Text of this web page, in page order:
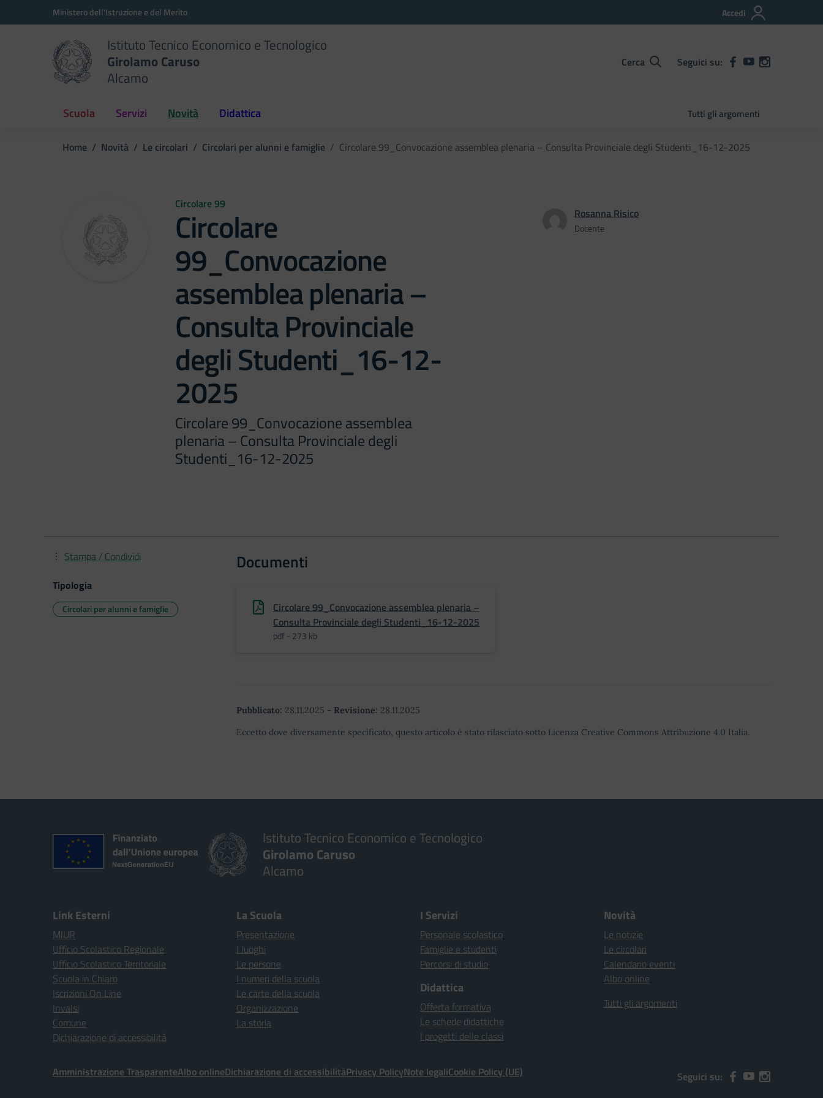
Vai ai contenuti
Vai al menu di navigazioneMinistero dell'Istruzione e del Merito Accedi
Istituto Tecnico Economico e Tecnologico
Girolamo Caruso
Alcamo
Cerca Seguici su:
Scuola Servizi Novità Didattica Tutti gli argomenti
Home Novità Le circolari Circolari per alunni e famiglie Circolare 99_Convocazione assemblea plenaria – Consulta Provinciale degli Studenti_16-12-2025
Circolare 99
Circolare
99_Convocazione
assemblea plenaria –
Consulta Provinciale
degli Studenti_16-12-
2025
Circolare 99_Convocazione assemblea
plenaria – Consulta Provinciale degli
Studenti_16-12-2025
Rosanna Risico
Docente
Documenti
Circolare 99_Convocazione assemblea plenaria –
Consulta Provinciale degli Studenti_16-12-2025
pdf - 273 kb
Pubblicato: 28.11.2025 - Revisione: 28.11.2025
Eccetto dove diversamente specificato, questo articolo è stato rilasciato sotto Licenza Creative Commons Attribuzione 4.0 Italia.
Stampa / Condividi
Tipologia
Circolari per alunni e famiglie
Istituto Tecnico Economico e Tecnologico
Girolamo Caruso
Alcamo
Link Esterni
MIUR
Ufficio Scolastico Regionale
Ufficio Scolastico Territoriale
Scuola in Chiaro
Iscrizioni On Line
Invalsi
Comune
Dichiarazione di accessibilità
La Scuola
Presentazione
I luoghi
Le persone
I numeri della scuola
Le carte della scuola
Organizzazione
La storia
I Servizi
Personale scolastico
Famiglie e studenti
Percorsi di studio
Didattica
Offerta formativa
Le schede didattiche
I progetti delle classi
Novità
Le notizie
Le circolari
Calendario eventi
Albo online
Tutti gli argomenti
Amministrazione TrasparenteAlbo onlineDichiarazione di accessibilitàPrivacy PolicyNote legaliCookie Policy (UE) Seguici su: